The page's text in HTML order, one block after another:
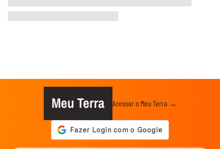
Meu Terra Acessar o Meu Terra →